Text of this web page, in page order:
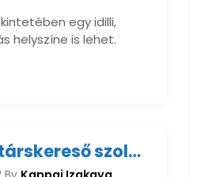
egy idilli,
helyszíne is lehet.
Hitelesség a társkereső szolgáltatások vonatkozásában